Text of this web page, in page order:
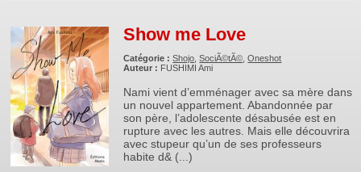
Show me Love
Catégorie : Shojo ,SociÃ©tÃ© ,Oneshot
Auteur : FUSHIMI Ami
Nami vient d’emménager avec sa mère dans
un nouvel appartement. Abandonnée par
son père, l’adolescente désabusée est en
rupture avec les autres. Mais elle découvrira
avec stupeur qu’un de ses professeurs
habite d& (...)